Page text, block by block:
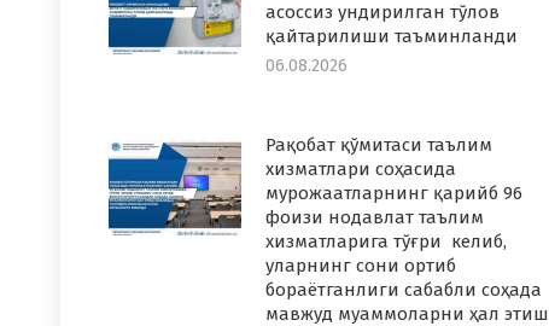
асоссиз ундирилган тўлов
қайтарилиши таъминланди
06.08.2026
Рақобат қўмитаси таълим
хизматлари соҳасида
мурожаатларнинг қарийб 96
фоизи нодавлат таълим
хизматларига тўғри келиб,
уларнинг сони ортиб
бораётганлиги сабабли соҳада
мавжуд муаммоларни ҳал этиш